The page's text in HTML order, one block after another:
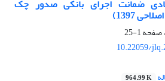
ضمانت اجرای بانکی صدور چک
1397)
1-25
10.22059/
964.99 K